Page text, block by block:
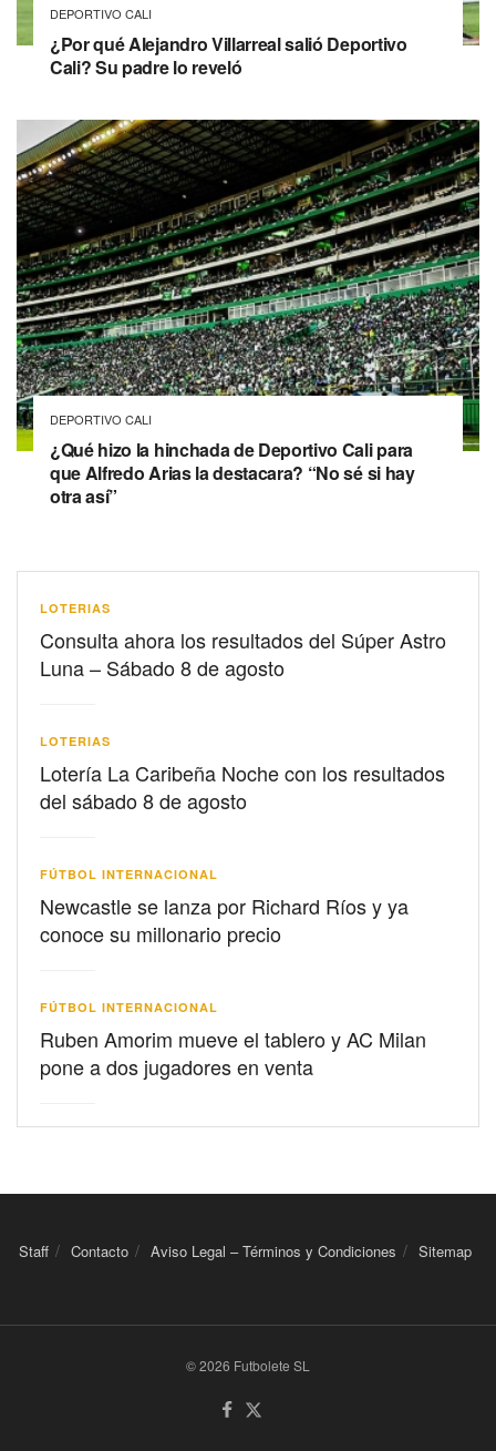
DEPORTIVO CALI
¿Por qué Alejandro Villarreal salió Deportivo
Cali? Su padre lo reveló
DEPORTIVO CALI
¿Qué hizo la hinchada de Deportivo Cali para
que Alfredo Arias la destacara? “No sé si hay
otra así”
LOTERIAS
Consulta ahora los resultados del Súper Astro
Luna – Sábado 8 de agosto
LOTERIAS
Lotería La Caribeña Noche con los resultados
del sábado 8 de agosto
FÚTBOL INTERNACIONAL
Newcastle se lanza por Richard Ríos y ya
conoce su millonario precio
FÚTBOL INTERNACIONAL
Ruben Amorim mueve el tablero y AC Milan
pone a dos jugadores en venta
Staff Contacto Aviso Legal – Términos y Condiciones Sitemap
© 2026 Futbolete SL